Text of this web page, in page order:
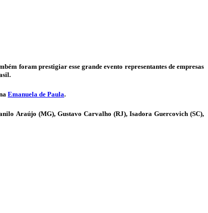
foram prestigiar esse grande evento representantes de empresas
Emanuela de Paula.
Araújo (MG), Gustavo Carvalho (RJ), Isadora Guercovich (SC),